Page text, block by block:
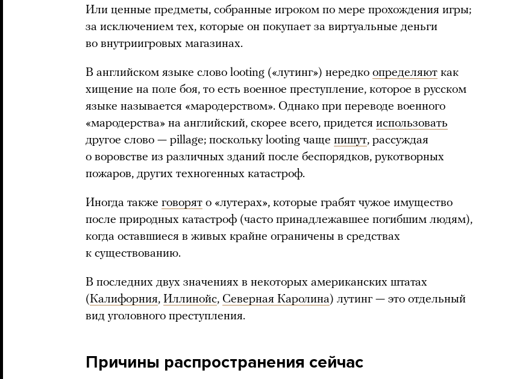
Или ценные предметы, собранные игроком по мере прохождения игры;
за исключением тех, которые он покупает за виртуальные деньги
во внутриигровых магазинах.
В английском языке слово looting («лутинг») нередко определяют как
хищение на поле боя, то есть военное преступление, которое в русском
языке называется «мародерством». Однако при переводе военного
«мародерства» на английский, скорее всего, придется использовать
другое слово — pillage; поскольку looting чаще пишут, рассуждая
о воровстве из различных зданий после беспорядков, рукотворных
пожаров, других техногенных катастроф.
Иногда также говорят о «лутерах», которые грабят чужое имущество
после природных катастроф (часто принадлежавшее погибшим людям),
когда оставшиеся в живых крайне ограничены в средствах
к существованию.
В последних двух значениях в некоторых американских штатах
(Калифорния, Иллинойс, Северная Каролина) лутинг — это отдельный
вид уголовного преступления.
Причины распространения сейчас